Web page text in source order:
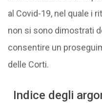
al Covid-19, nel quale i
non si sono dimostrati
consentire un
delle Corti.
Indice degli